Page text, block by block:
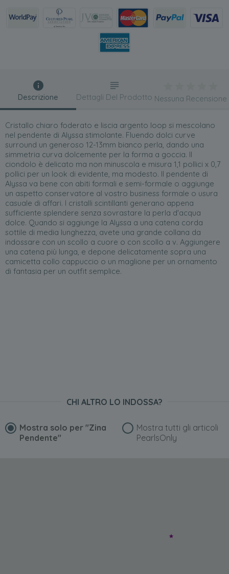
Descrizione
Cristallo chiaro foderato e liscia argento loop si mescolano
nel pendente di Alyssa stimolante. Fluendo dolci curve
surround un generoso 12-13mm bianco perla, dando una
simmetria curva dolcemente per la forma a goccia. Il
ciondolo è delicato ma non minuscola e misura 1,1 pollici x 0,7
pollici per un look di evidente, ma modesto. Il pendente di
Alyssa va bene con abiti formali e semi-formale o aggiunge
un aspetto conservatore al vostro business formale o usura
casuale di affari. I cristalli scintillanti generano appena
sufficiente splendere senza sovrastare la perla d'acqua
dolce. Quando si aggiunge la Alyssa a una catena corda
sottile di media lunghezza, avete una grande collana da
indossare con un scollo a cuore o con scollo a v. Aggiungere
una catena più lunga, e depone delicatamente sopra una
camicetta collo cappuccio o un maglione per un ornamento
di fantasia per un outfit semplice.
Dettagli Del Prodotto Nessuna Recensione
CHI ALTRO LO INDOSSA?
Mostra solo per "Zina
Pendente"
Mostra tutti gli articoli
PearlsOnly